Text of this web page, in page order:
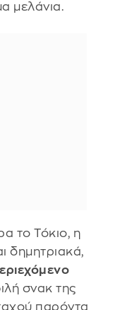
μελάνια.
το Τόκιο, η
δημητριακά,
σνακ της
παρόντα